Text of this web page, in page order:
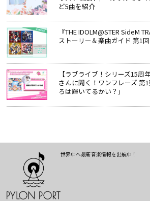
ど5曲を紹介
『THE IDOLM@STER SideM
ストーリー＆楽曲ガイド 第1回
【ラブライブ！シリーズ15周
さんに聞く！ワンフレーズ 第
ろは輝いてるかい？」
世界中へ最新音楽情報を出航中！